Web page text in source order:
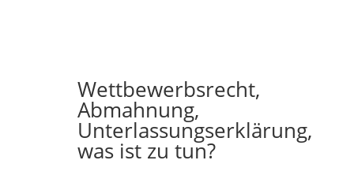
Wettbewerbsrecht,
Abmahnung,
Unterlassungserklärung,
was ist zu tun?